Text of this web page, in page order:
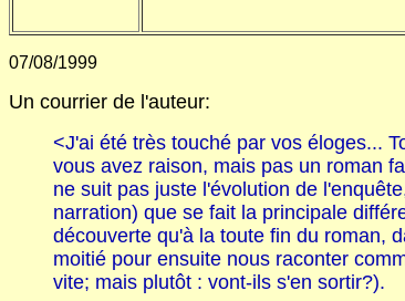
07/08/1999
Un courrier de l'auteur:
<J'ai été très touché par vos éloges...
vous avez raison, mais pas un roman
ne suit pas juste l'évolution de
narration) que se fait la principale
découverte qu'à la toute fin du roman,
moitié pour ensuite nous raconter
vite; mais plutôt : vont-ils s'en sortir?).